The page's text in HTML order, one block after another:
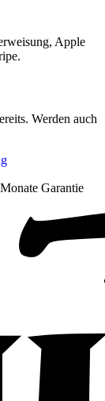
Apple
Werden auch
Garantie